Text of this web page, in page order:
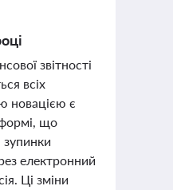
звітності
всіх
новацією є
формі, що
зупинки
електронний
Ці зміни